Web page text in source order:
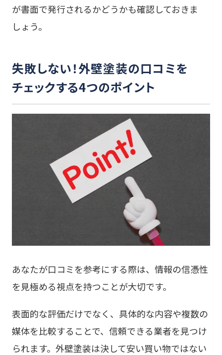
が書面で発行されるかどうかも確認しておきま
しょう。
失敗しない！外壁塗装の口コミを
チェックする4つのポイント
あなたが口コミを参考にする際は、情報の信憑性
を見極める視点を持つことが大切です。
表面的な評価だけでなく、具体的な内容や複数の
媒体を比較することで、信頼できる業者を見つけ
られます。外壁塗装は決して安い買い物ではない